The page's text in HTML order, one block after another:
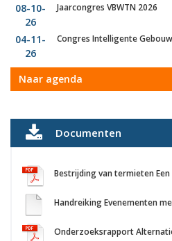
08-10-
26
Jaarcongres VBWTN 2026
04-11-
26
Congres Intelligente
Naar agenda
Documenten
Handreiking Evenementen
Onderzoeksrapport